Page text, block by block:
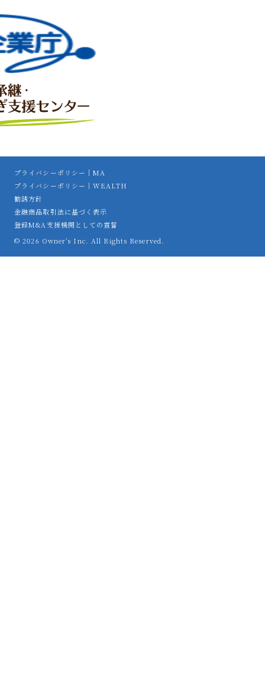
プライバシーポリシー｜MA
プライバシーポリシー｜WEALTH
勧誘方針
金融商品取引法に基づく表示
登録M&A支援機関としての宣誓
© 2026 Owner’s Inc. All Rights Reserved.